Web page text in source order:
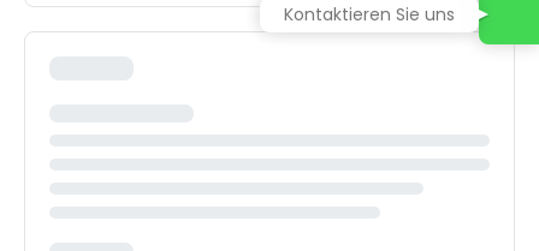
Kontaktieren Sie uns